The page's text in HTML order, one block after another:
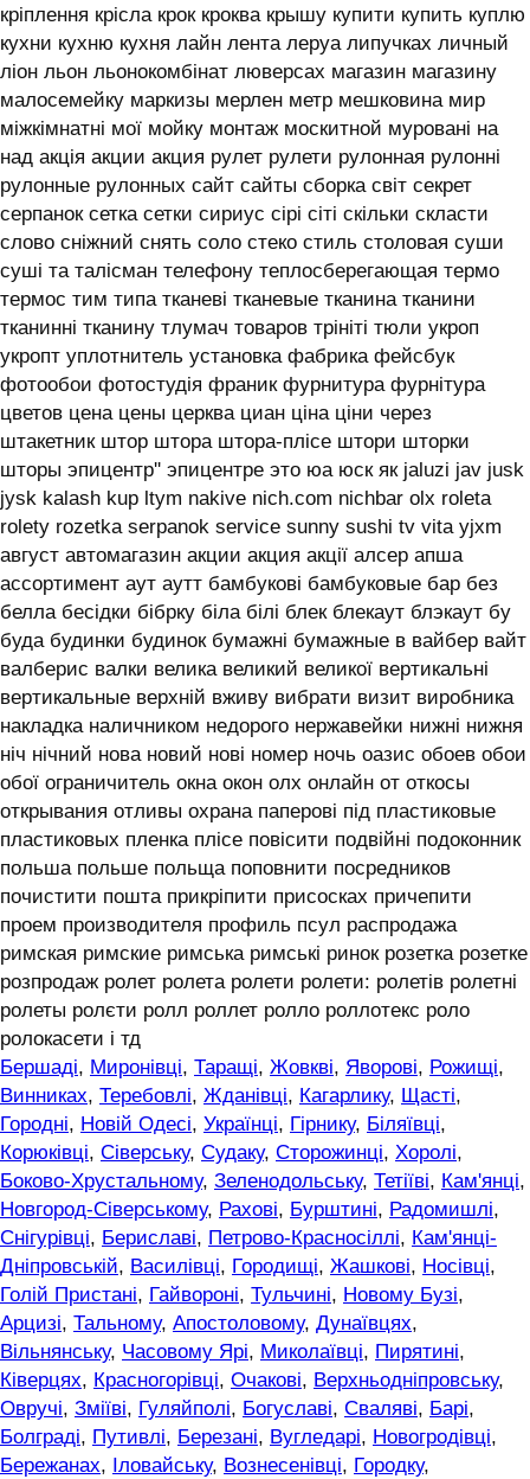
кріплення крісла крок кроква крышу купити купить куплю
кухни кухню кухня лайн лента леруа липучках личный
ліон льон льонокомбінат люверсах магазин магазину
малосемейку маркизы мерлен метр мешковина мир
міжкімнатні мої мойку монтаж москитной муровані на
над акція акции акция рулет рулети рулонная рулонні
рулонные рулонных сайт сайты сборка світ секрет
серпанок сетка сетки сириус сірі сіті скільки скласти
слово сніжний снять соло стеко стиль столовая суши
суші та талісман телефону теплосберегающая термо
термос тим типа тканеві тканевые тканина тканини
тканинні тканину тлумач товаров трініті тюли укроп
укропт уплотнитель установка фабрика фейсбук
фотообои фотостудія франик фурнитура фурнітура
цветов цена цены церква циан ціна ціни через
штакетник штор штора штора-плісе штори шторки
шторы эпицентр'' эпицентре это юа юск як jaluzi jav jusk
jysk kalash kup ltym nakive nich.com nichbar olx roleta
rolety rozetka serpanok service sunny sushi tv vita yjxm
август автомагазин акции акция акції алсер апша
ассортимент аут аутт бамбукові бамбуковые бар без
белла бесідки бібрку біла білі блек блекаут блэкаут бу
буда будинки будинок бумажні бумажные в вайбер вайт
валберис валки велика великий великої вертикальні
вертикальные верхній вживу вибрати визит виробника
накладка наличником недорого нержавейки нижні нижня
ніч нічний нова новий нові номер ночь оазис обоев обои
обої ограничитель окна окон олх онлайн от откосы
открывания отливы охрана паперові під пластиковые
пластиковых пленка плісе повісити подвійні подоконник
польша польше польща поповнити посредников
почистити пошта прикріпити присосках причепити
проем производителя профиль псул распродажа
римская римские римська римські ринок розетка розетке
розпродаж ролет ролета ролети ролети: ролетів ролетні
ролеты ролєти ролл роллет ролло роллотекс роло
ролокасети і тд
Бершаді, Миронівці, Таращі, Жовкві, Яворові, Рожищі,
Винниках, Теребовлі, Жданівці, Кагарлику, Щасті,
Городні, Новій Одесі, Українці, Гірнику, Біляївці,
Корюківці, Сіверську, Судаку, Сторожинці, Хоролі,
Боково-Хрустальному, Зеленодольську, Тетіїві, Кам'янці,
Новгород-Сіверському, Рахові, Бурштині, Радомишлі,
Снігурівці, Бериславі, Петрово-Красносіллі, Кам'янці-
Дніпровській, Василівці, Городищі, Жашкові, Носівці,
Голій Пристані, Гайвороні, Тульчині, Новому Бузі,
Арцизі, Тальному, Апостоловому, Дунаївцях,
Вільнянську, Часовому Ярі, Миколаївці, Пирятині,
Ківерцях, Красногорівці, Очакові, Верхньодніпровську,
Овручі, Зміїві, Гуляйполі, Богуславі, Сваляві, Барі,
Болграді, Путивлі, Березані, Вугледарі, Новогродівці,
Бережанах, Іловайську, Вознесенівці, Городку,